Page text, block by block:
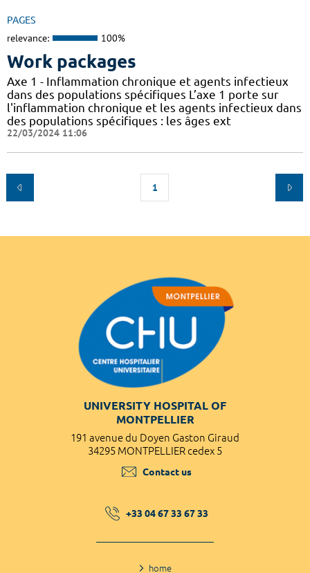
PAGES
relevance: 100%
Work packages
Axe 1 - Inflammation chronique et agents infectieux
dans des populations spécifiques L’axe 1 porte sur
l'inflammation chronique et les agents infectieux dans
des populations spécifiques : les âges ext
22/03/2024 11:06
1
UNIVERSITY HOSPITAL OF
MONTPELLIER
191 avenue du Doyen Gaston Giraud
34295 MONTPELLIER cedex 5
Contact us
+33 04 67 33 67 33
home